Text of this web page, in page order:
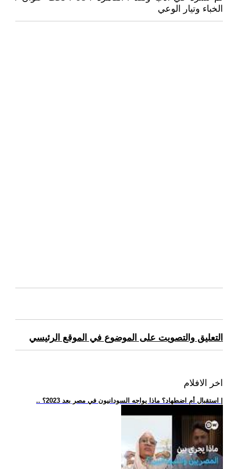
التعليق والتصويت على الموضوع في الموقع الرئيسي
اخر الافلام